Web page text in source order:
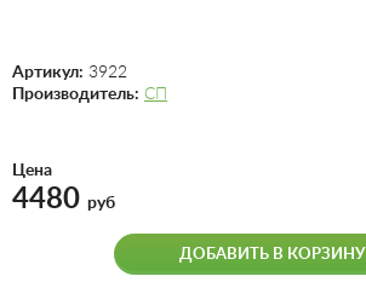
Артикул: 3922
Производитель: СП
Цена
4480 руб
ДОБАВИТЬ В КОРЗИНУ